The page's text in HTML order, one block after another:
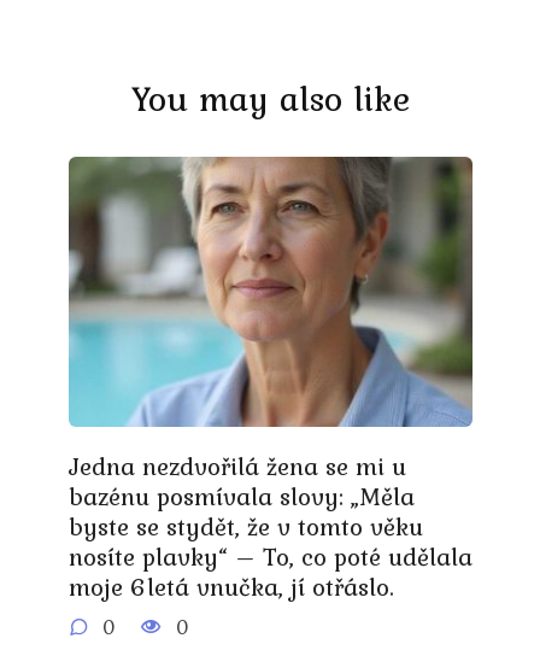
You may also like
Jedna nezdvořilá žena se mi u
bazénu posmívala slovy: „Měla
byste se stydět, že v tomto věku
nosíte plavky“ – To, co poté udělala
moje 6letá vnučka, jí otřáslo.
0 0